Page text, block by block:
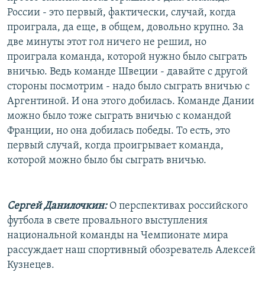
России - это первый, фактически, случай, когда
проиграла, да еще, в общем, довольно крупно. За
две минуты этот гол ничего не решил, но
проиграла команда, которой нужно было сыграть
вничью. Ведь команде Швеции - давайте с другой
стороны посмотрим - надо было сыграть вничью с
Аргентиной. И она этого добилась. Команде Дании
можно было тоже сыграть вничью с командой
Франции, но она добилась победы. То есть, это
первый случай, когда проигрывает команда,
которой можно было бы сыграть вничью.
Сергей Данилочкин:О перспективах российского
футбола в свете провального выступления
национальной команды на Чемпионате мира
рассуждает наш спортивный обозреватель Алексей
Кузнецев.